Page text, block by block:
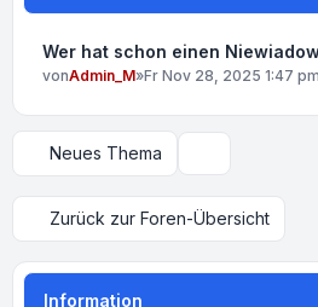
Wer hat schon einen
vonAdmin_M»Fr Nov 28, 2025 1:47 pm
Neues Thema
Zurück zur Foren-Übersicht
Information